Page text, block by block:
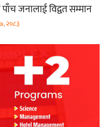
पाँच जनालाई विद्वत सम्मान
२०८३